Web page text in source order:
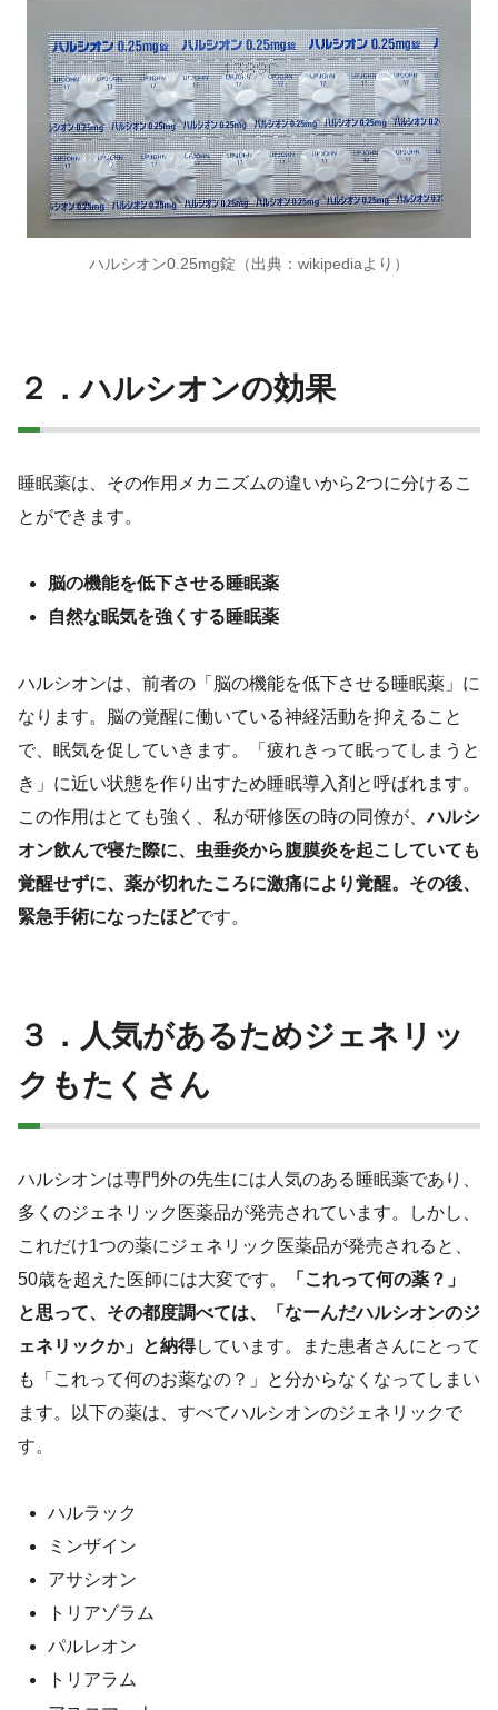
ハルシオン0.25mg錠（出典：wikipediaより）
２．ハルシオンの効果
睡眠薬は、その作用メカニズムの違いから2つに分けるこ
とができます。
脳の機能を低下させる睡眠薬
自然な眠気を強くする睡眠薬
ハルシオンは、前者の「脳の機能を低下させる睡眠薬」に
なります。脳の覚醒に働いている神経活動を抑えること
で、眠気を促していきます。「疲れきって眠ってしまうと
き」に近い状態を作り出すため睡眠導入剤と呼ばれます。
この作用はとても強く、私が研修医の時の同僚が、ハルシ
オン飲んで寝た際に、虫垂炎から腹膜炎を起こしていても
覚醒せずに、薬が切れたころに激痛により覚醒。その後、
緊急手術になったほどです。
３．人気があるためジェネリッ
クもたくさん
ハルシオンは専門外の先生には人気のある睡眠薬であり、
多くのジェネリック医薬品が発売されています。しかし、
これだけ1つの薬にジェネリック医薬品が発売されると、
50歳を超えた医師には大変です。
「これって何の薬？」
と思って、その都度調べては、「なーんだハルシオンのジ
ェネリックか」と納得しています。また患者さんにとって
も「これって何のお薬なの？」と分からなくなってしまい
ます。以下の薬は、すべてハルシオンのジェネリックで
す。
ハルラック
ミンザイン
アサシオン
トリアゾラム
パルレオン
トリアラム